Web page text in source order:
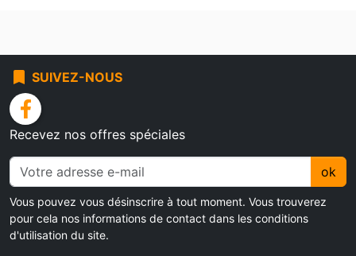
bookmark SUIVEZ-NOUS
facebook
Recevez nos offres spéciales
ok
Vous pouvez vous désinscrire à tout moment. Vous trouverez
pour cela nos informations de contact dans les conditions
d'utilisation du site.